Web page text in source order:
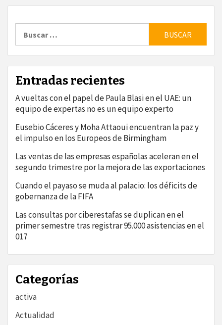
Entradas recientes
A vueltas con el papel de Paula Blasi en el UAE: un
equipo de expertas no es un equipo experto
Eusebio Cáceres y Moha Attaoui encuentran la paz y
el impulso en los Europeos de Birmingham
Las ventas de las empresas españolas aceleran en el
segundo trimestre por la mejora de las exportaciones
Cuando el payaso se muda al palacio: los déficits de
gobernanza de la FIFA
Las consultas por ciberestafas se duplican en el
primer semestre tras registrar 95.000 asistencias en el
017
Categorías
activa
Actualidad